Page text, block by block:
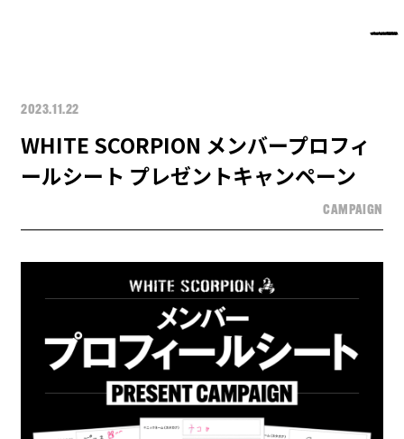
2023.11.22
WHITE SCORPION メンバープロフィ
ールシート プレゼントキャンペーン
CAMPAIGN